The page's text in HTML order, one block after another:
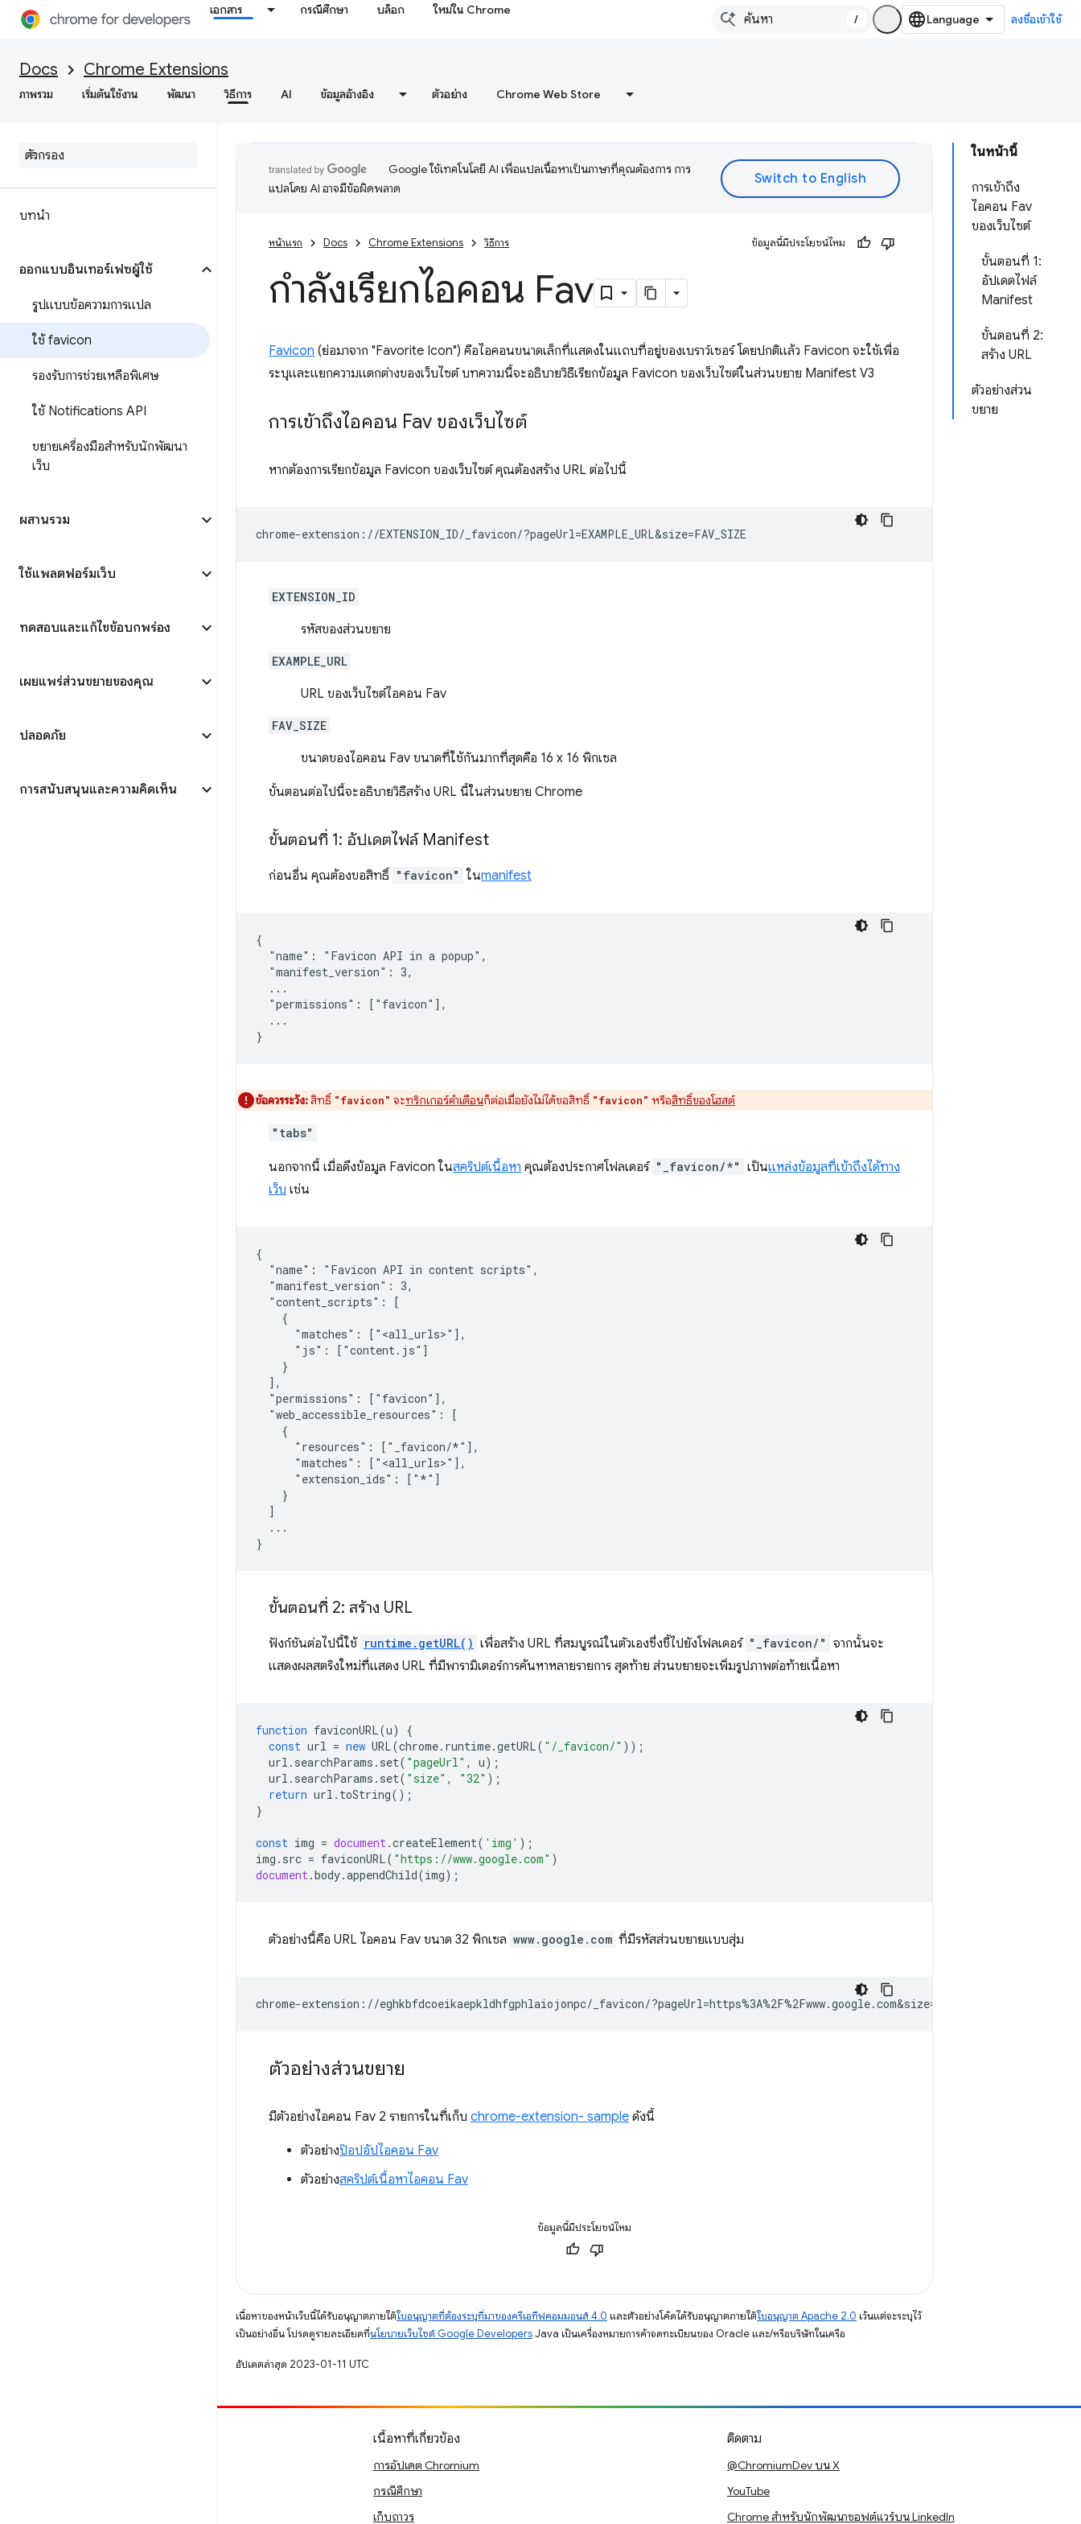
เอกสาร กรณีศึกษา บล็อก ใหม่ใน Chrome
/ ลงชื่อเข้าใช้
Docs Chrome Extensions
ภาพรวม เริ่มต้นใช้งาน พัฒนา วิธีการ AI ข้อมูลอ้างอิง ตัวอย่าง Chrome Web Store
บทนำ
ออกแบบอินเทอร์เฟซผู้ใช้
รูปแบบข้อความการแปล
ใช้ favicon
รองรับการช่วยเหลือพิเศษ
ใช้ Notifications API
ขยายเครื่องมือสำหรับนักพัฒนา
เว็บ
ผสานรวม
ใช้แพลตฟอร์มเว็บ
ทดสอบและแก้ไขข้อบกพร่อง
เผยแพร่ส่วนขยายของคุณ
ปลอดภัย
การสนับสนุนและความคิดเห็น
ในหน้านี้
การเข้าถึง
ไอคอน Fav
ของเว็บไซต์
ขั้นตอนที่ 1:
อัปเดตไฟล์
Manifest
ขั้นตอนที่ 2:
สร้าง URL
ตัวอย่างส่วน
ขยาย
Google ใช้เทคโนโลยี AI เพื่อแปลเนื้อหาเป็นภาษาที่คุณต้องการ การ
แปลโดย AI อาจมีข้อผิดพลาด
หน้าแรก Docs Chrome Extensions วิธีการ ข้อมูลนี้มีประโยชน์ไหม
กำลังเรียกไอคอน Fav
Favicon (ย่อมาจาก "Favorite Icon") คือไอคอนขนาดเล็กที่แสดงในแถบที่อยู่ของเบราว์เซอร์ โดยปกติแล้ว Favicon จะใช้เพื่อ
ระบุและแยกความแตกต่างของเว็บไซต์ บทความนี้จะอธิบายวิธีเรียกข้อมูล Favicon ของเว็บไซต์ในส่วนขยาย Manifest V3
การเข้าถึงไอคอน Fav ของเว็บไซต์
หากต้องการเรียกข้อมูล Favicon ของเว็บไซต์ คุณต้องสร้าง URL ต่อไปนี้
EXTENSION_ID
รหัสของส่วนขยาย
EXAMPLE_URL
URL ของเว็บไซต์ไอคอน Fav
FAV_SIZE
ขนาดของไอคอน Fav ขนาดที่ใช้กันมากที่สุดคือ 16 x 16 พิกเซล
ขั้นตอนต่อไปนี้จะอธิบายวิธีสร้าง URL นี้ในส่วนขยาย Chrome
ขั้นตอนที่ 1: อัปเดตไฟล์ Manifest
ก่อนอื่น คุณต้องขอสิทธิ์ "favicon" ในmanifest
{
  "name": "Favicon API in a popup",
  "manifest_version": 3,
  ...
  "permissions": ["favicon"],
  ...
ข้อควรระวัง:สิทธิ์ "favicon" จะทริกเกอร์คำเตือนก็ต่อเมื่อยังไม่ได้ขอสิทธิ์ "favicon" หรือสิทธิ์ของโฮสต์
"tabs"
นอกจากนี้ เมื่อดึงข้อมูล Favicon ในสคริปต์เนื้อหา คุณต้องประกาศโฟลเดอร์ "_favicon/*" เป็นแหล่งข้อมูลที่เข้าถึงได้ทาง
เว็บ เช่น
{
  "name": "Favicon API in content scripts",
  "manifest_version": 3,
  "content_scripts": [
    {
      "matches": ["<all_urls>"],
      "js": ["content.js"]
    }
  ],
  "permissions": ["favicon"],
  "web_accessible_resources": [
    {
      "resources": ["_favicon/*"],
      "matches": ["<all_urls>"],
      "extension_ids": ["*"]
    }
  ]
  ...
ขั้นตอนที่ 2: สร้าง URL
ฟังก์ชันต่อไปนี้ใช้ runtime.getURL() เพื่อสร้าง URL ที่สมบูรณ์ในตัวเองซึ่งชี้ไปยังโฟลเดอร์ "_favicon/" จากนั้นจะ
แสดงผลสตริงใหม่ที่แสดง URL ที่มีพารามิเตอร์การค้นหาหลายรายการ สุดท้าย ส่วนขยายจะเพิ่มรูปภาพต่อท้ายเนื้อหา
function faviconURL(u)
{
const url = new URL(chrome. runtime.getURL( "/_favicon/" ));
url . searchParams . set( "pageUrl" , u);
url . searchParams . set( "size" , "32" );
return url . toString();
}
const img = document.createElement( 'img' );
img . src = faviconURL( "https://www.google.com" )
document.body.appendChild(img);
ตัวอย่างนี้คือ URL ไอคอน Fav ขนาด 32 พิกเซล www.google.com ที่มีรหัสส่วนขยายแบบสุ่ม
ตัวอย่างส่วนขยาย
มีตัวอย่างไอคอน Fav 2 รายการในที่เก็บ chrome-extension- sample ดังนี้
ตัวอย่างป๊อปอัปไอคอน Fav
ตัวอย่างสคริปต์เนื้อหาไอคอน Fav
ข้อมูลนี้มีประโยชน์ไหม
เนื้อหาของหน้าเว็บนี้ได้รับอนุญาตภายใต้ใบอนุญาตที่ต้องระบุที่มาของครีเอทีฟคอมมอนส์ 4.0 และตัวอย่างโค้ดได้รับอนุญาตภายใต้ใบอนุญาต Apache 2.0 เว้นแต่จะระบุไว้
เป็นอย่างอื่น โปรดดูรายละเอียดที่นโยบายเว็บไซต์ Google DevelopersJava เป็นเครื่องหมายการค้าจดทะเบียนของ Oracle และ/หรือบริษัทในเครือ
อัปเดตล่าสุด 2023-01-11 UTC
เนื้อหาที่เกี่ยวข้อง
การอัปเดต Chromium
กรณีศึกษา
เก็บถาวร
ติดตาม
@ChromiumDev บน X
YouTube
Chrome สำหรับนักพัฒนาซอฟต์แวร์บน LinkedIn